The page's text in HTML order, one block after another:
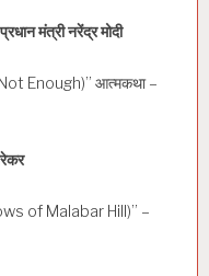
प्रधान मंत्री नरेंद्र मोदी
Enough)” आत्मकथा –
of Malabar Hill)” –